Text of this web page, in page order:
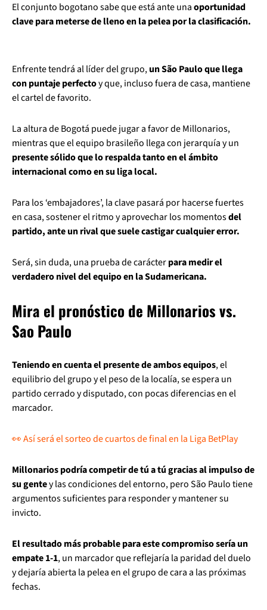
El conjunto bogotano sabe que está ante unaoportunidad
clave para meterse de lleno en la pelea por la clasificación.
Enfrente tendrá al líder del grupo,un São Paulo que llega
con puntaje perfectoy que, incluso fuera de casa, mantiene
el cartel de favorito.
La altura de Bogotá puede jugar a favor de Millonarios,
mientras que el equipo brasileño llega con jerarquía y un
presente sólido que lo respalda tanto en el ámbito
internacional como en su liga local.
Para los ‘embajadores’, la clave pasará por hacerse fuertes
en casa, sostener el ritmo y aprovechar los momentosdel
partido, ante un rival que suele castigar cualquier error.
Será, sin duda, una prueba de carácterpara medir el
verdadero nivel del equipo en la Sudamericana.
Mira el pronóstico de Millonarios vs.
Sao Paulo
Teniendo en cuenta el presente de ambos equipos, el
equilibrio del grupo y el peso de la localía, se espera un
partido cerrado y disputado, con pocas diferencias en el
marcador.
👀 Así será el sorteo de cuartos de final en la Liga BetPlay
Millonarios podría competir de tú a tú gracias al impulso de
su gentey las condiciones del entorno, pero São Paulo tiene
argumentos suficientes para responder y mantener su
invicto.
El resultado más probable para este compromiso sería un
empate 1-1, un marcador que reflejaría la paridad del duelo
y dejaría abierta la pelea en el grupo de cara a las próximas
fechas.